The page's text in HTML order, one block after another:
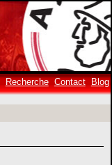
Recherche Contact Blog